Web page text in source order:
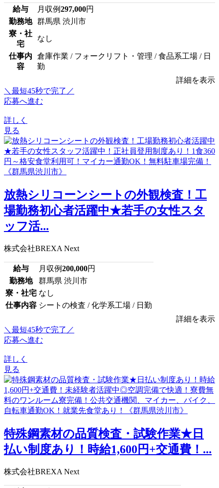
給与 月収例297,000円
勤務地
群馬県 渋川市
寮・社
宅
なし
仕事内
容
倉庫作業 / フォークリフト・管理 / 食品系工場 / 日
勤
詳細を表示
＼最短45秒で完了／
応募へ進む
詳しく
見る
放熱シリコーンシートの外観検査！工
場勤務初心者活躍中★若手の女性スタ
ッフ活...
株式会社BREXA Next
給与 月収例200,000円
勤務地
群馬県 渋川市
寮・社宅 なし
仕事内容 シートの検査 / 化学系工場 / 日勤
詳細を表示
＼最短45秒で完了／
応募へ進む
詳しく
見る
特殊鋼素材の品質検査・試験作業★日
払い制度あり！時給1,600円+交通費！...
株式会社BREXA Next